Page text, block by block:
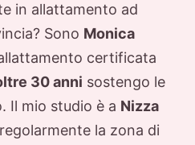
in allattamento ad
Sono Monica
certificata
30 anni sostengo le
Il mio studio è a Nizza
la zona di